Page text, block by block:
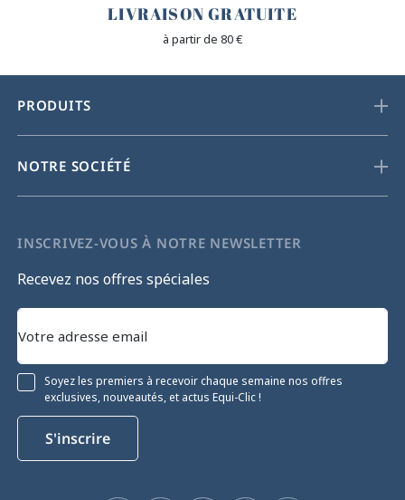
LIVRAISON GRATUITE
à partir de 80 €
PRODUITS
NOTRE SOCIÉTÉ
INSCRIVEZ-VOUS À NOTRE NEWSLETTER
Recevez nos offres spéciales
Soyez les premiers à recevoir chaque semaine nos offres
exclusives, nouveautés, et actus Equi-Clic !
S'inscrire